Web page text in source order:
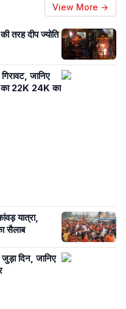
View More →
तरह दीप ज्योति
जानिए
का 22K 24K का
यात्रा,
सैलाब
दिन, जानिए